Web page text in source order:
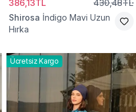
386,13TL 430,48TL
Shirosa İndigo Mavi Uzun
Hırka
Ücretsiz Kargo